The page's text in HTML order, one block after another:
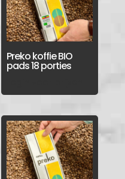
Preko koffie BIO
pads 18 porties